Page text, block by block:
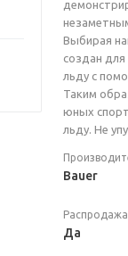
Выбирая
создан
льду с
Таким
юных
льду. Не
Bauer
Распродажа
Да